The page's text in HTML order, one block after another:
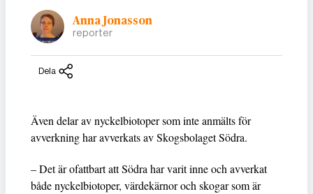
Anna Jonasson
reporter
Dela
Även delar av nyckelbiotoper som inte anmälts för
avverkning har avverkats av Skogsbolaget Södra.
– Det är ofattbart att Södra har varit inne och avverkat
både nyckelbiotoper, värdekärnor och skogar som är